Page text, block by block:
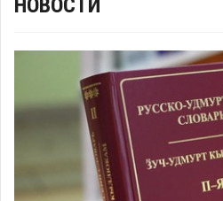
НОВОСТИ